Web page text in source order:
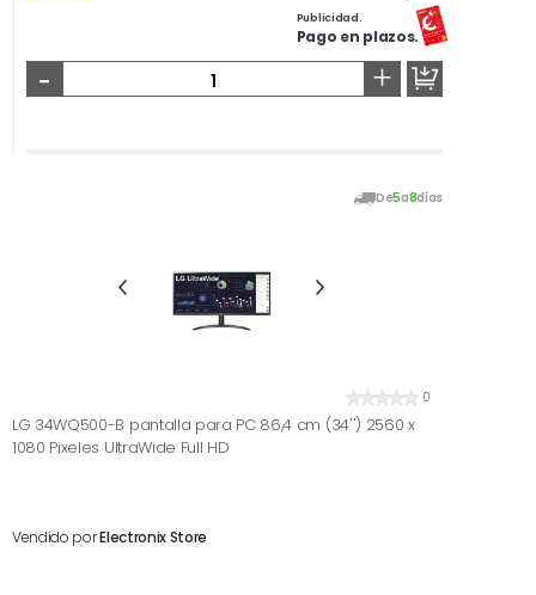
Publicidad.
Pago en plazos.
- +
De5a8días
0
LG 34WQ500-B pantalla para PC 86,4 cm (34'') 2560 x
1080 Pixeles UltraWide Full HD
Vendido porElectronix Store